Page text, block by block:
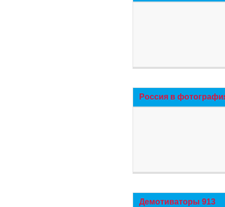
Россия в
Демотиваторы 913